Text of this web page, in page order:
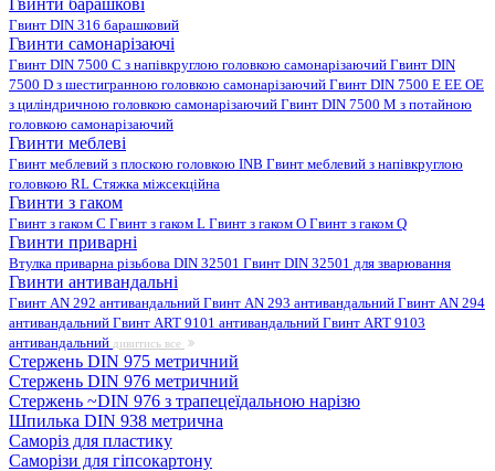
Гвинти барашкові
Гвинт DIN 316 барашковий
Гвинти самонарізаючі
Гвинт DIN 7500 C з напівкруглою головкою самонарізаючий Гвинт DIN
7500 D з шестигранною головкою самонарізаючий Гвинт DIN 7500 E EE OE
з циліндричною головкою самонарізаючий Гвинт DIN 7500 M з потайною
головкою самонарізаючий
Гвинти меблеві
Гвинт меблевий з плоскою головкою INB Гвинт меблевий з напівкруглою
головкою RL Стяжка міжсекційна
Гвинти з гаком
Гвинт з гаком C Гвинт з гаком L Гвинт з гаком O Гвинт з гаком Q
Гвинти приварні
Втулка приварна різьбова DIN 32501 Гвинт DIN 32501 для зварювання
Гвинти антивандальні
Гвинт AN 292 антивандальний Гвинт AN 293 антивандальний Гвинт AN 294
антивандальний Гвинт ART 9101 антивандальний Гвинт ART 9103
антивандальний дивитись все
Стержень DIN 975 метричний
Стержень DIN 976 метричний
Стержень ~DIN 976 з трапецеїдальною нарізю
Шпилька DIN 938 метрична
Саморіз для пластику
Саморізи для гіпсокартону